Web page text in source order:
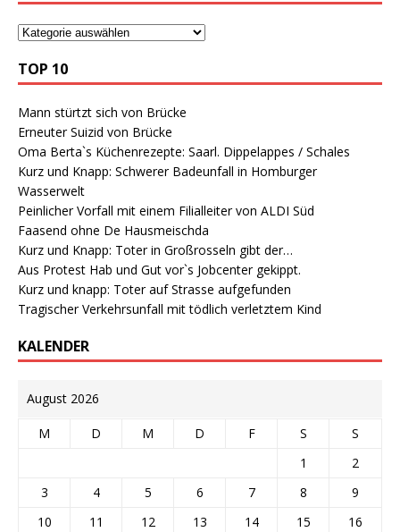
TOP 10
Mann stürtzt sich von Brücke
Erneuter Suizid von Brücke
Oma Berta`s Küchenrezepte: Saarl. Dippelappes / Schales
Kurz und Knapp: Schwerer Badeunfall in Homburger
Wasserwelt
Peinlicher Vorfall mit einem Filialleiter von ALDI Süd
Faasend ohne De Hausmeischda
Kurz und Knapp: Toter in Großrosseln gibt der…
Aus Protest Hab und Gut vor`s Jobcenter gekippt.
Kurz und knapp: Toter auf Strasse aufgefunden
Tragischer Verkehrsunfall mit tödlich verletztem Kind
KALENDER
August 2026
M D M D F S
S
1
2
3
4 5 6 7 8
9
10
11 12 13 14 15
16